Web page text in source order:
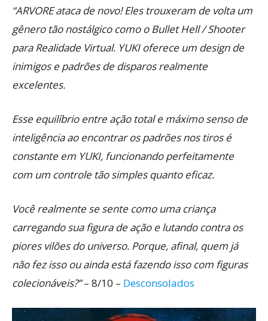
“ARVORE ataca de novo! Eles trouxeram de volta um
gênero tão nostálgico como o Bullet Hell / Shooter
para Realidade Virtual. YUKI oferece um design de
inimigos e padrões de disparos realmente
excelentes.
Esse equilíbrio entre ação total e máximo senso de
inteligência ao encontrar os padrões nos tiros é
constante em YUKI, funcionando perfeitamente
com um controle tão simples quanto eficaz.
Você realmente se sente como uma criança
carregando sua figura de ação e lutando contra os
piores vilões do universo. Porque, afinal, quem já
não fez isso ou ainda está fazendo isso com figuras
colecionáveis?”– 8/10 – Desconsolados